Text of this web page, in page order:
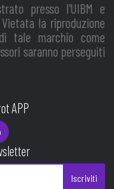
presso l'UIBM e
la riproduzione
tale marchio come
saranno perseguiti
APP
Iscriviti